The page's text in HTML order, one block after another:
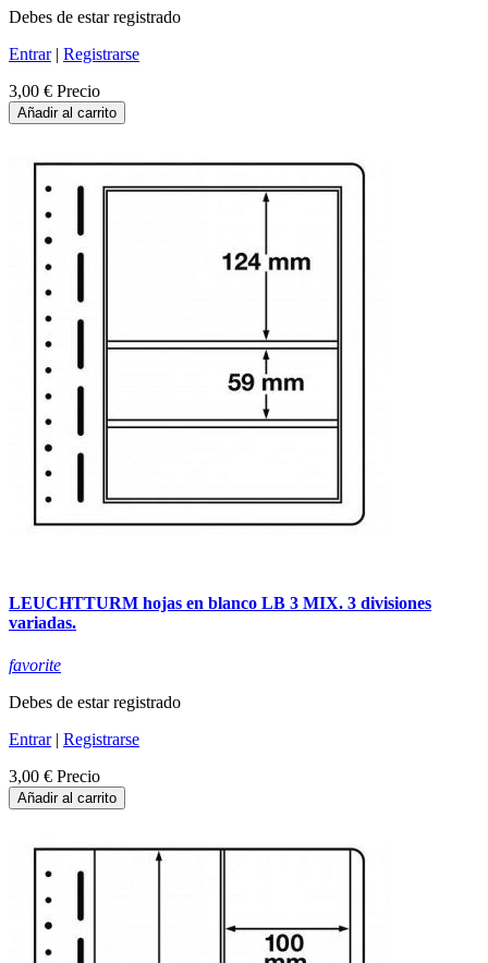
Debes de estar registrado
Entrar| Registrarse
3,00 € Precio
Añadir al carrito
LEUCHTTURM hojas en blanco LB 3 MIX. 3 divisiones
variadas.
favorite
Debes de estar registrado
Entrar| Registrarse
3,00 € Precio
Añadir al carrito